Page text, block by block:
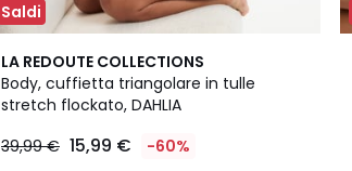
Saldi
LA REDOUTE COLLECTIONS
Body, cuffietta triangolare in tulle
stretch flockato, DAHLIA
39,99 € 15,99 € -60%